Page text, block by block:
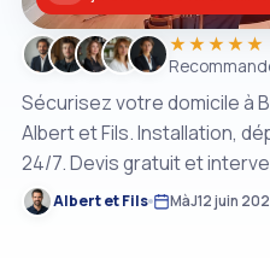
Sécurisez votre domicile à
Albert et Fils. Installation,
24/7. Devis gratuit et
Albert et Fils MàJ12 juin
★★★★★